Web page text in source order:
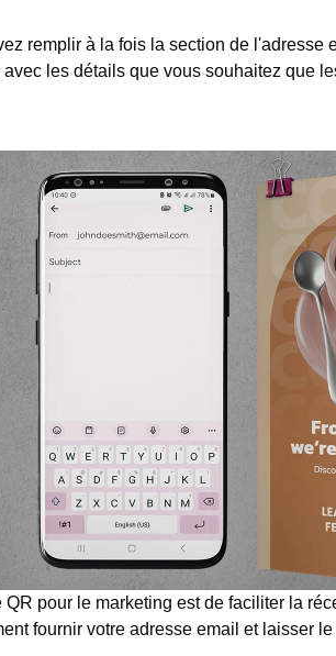
remplir à la fois la section de l'adresse
les détails que vous souhaitez que
pour le marketing est de faciliter la
fournir votre adresse email et laisser